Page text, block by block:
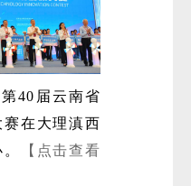
40届云南省
在大理滇西
【点击查看